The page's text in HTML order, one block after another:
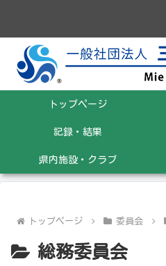
トップページ
記録・結果
県内施設・クラブ
トップページ 委員会
総務委員会